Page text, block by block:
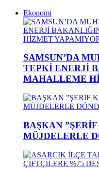
Ekonomi
SAMSUN’DA
TEPKİ ENERJİ
MAHALLEME
BAŞKAN
MÜJDELERLE